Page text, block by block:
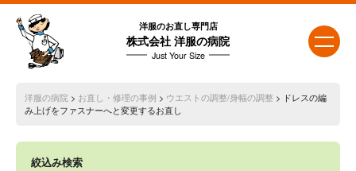
洋服のお直し専門店
株式会社 洋服の病院
Just Your Size
洋服の病院 > お直し・修理の事例 > ウエストの調整/身幅の調整 > ドレスの編
み上げをファスナーへと変更するお直し
絞込み検索